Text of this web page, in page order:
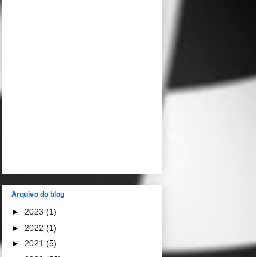
Arquivo do blog
► 2023 (1)
► 2022 (1)
► 2021 (5)